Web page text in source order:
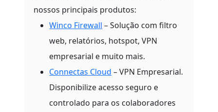
nossos principais produtos:
Winco Firewall – Solução com filtro
web, relatórios, hotspot, VPN
empresarial e muito mais.
Connectas Cloud – VPN Empresarial.
Disponibilize acesso seguro e
controlado para os colaboradores